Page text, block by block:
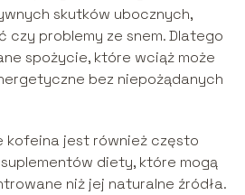
skutków ubocznych,
czy problemy ze snem. Dlatego
spożycie, które wciąż może
bez niepożądanych
kofeina jest również często
diety, które mogą
niż jej naturalne źródła.